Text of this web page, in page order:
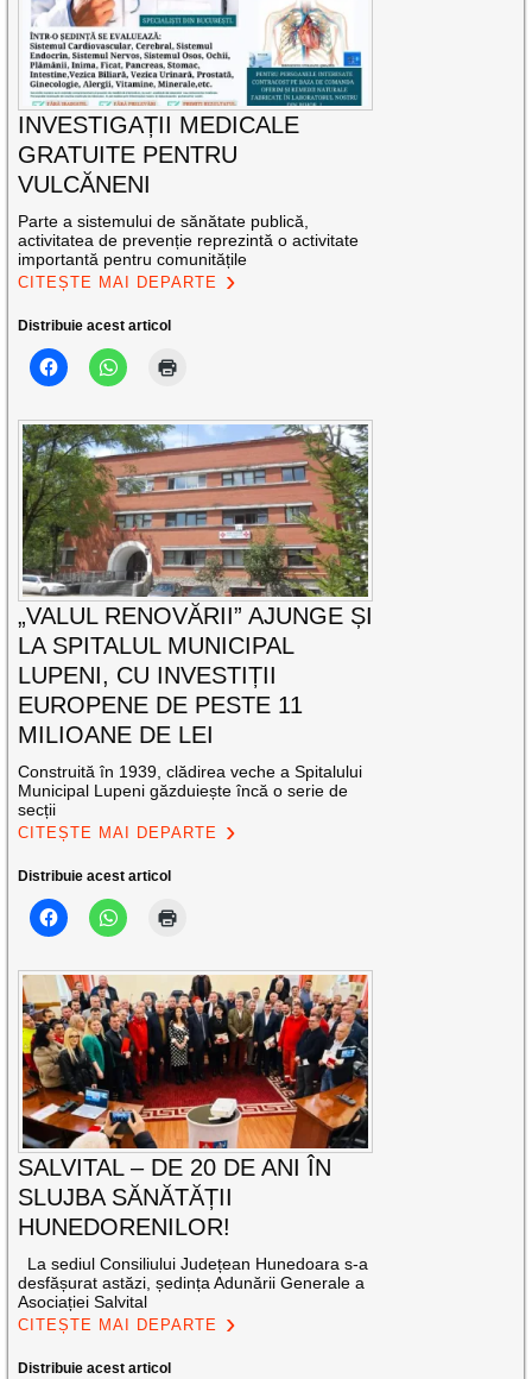
INVESTIGAȚII MEDICALE
GRATUITE PENTRU
VULCĂNENI
Parte a sistemului de sănătate publică,
activitatea de prevenție reprezintă o activitate
importantă pentru comunitățile
CITEȘTE MAI DEPARTE
Distribuie acest articol
„VALUL RENOVĂRII” AJUNGE ȘI
LA SPITALUL MUNICIPAL
LUPENI, CU INVESTIȚII
EUROPENE DE PESTE 11
MILIOANE DE LEI
Construită în 1939, clădirea veche a Spitalului
Municipal Lupeni găzduiește încă o serie de
secții
CITEȘTE MAI DEPARTE
Distribuie acest articol
SALVITAL – DE 20 DE ANI ÎN
SLUJBA SĂNĂTĂȚII
HUNEDORENILOR!
La sediul Consiliului Județean Hunedoara s-a
desfășurat astăzi, ședința Adunării Generale a
Asociației Salvital
CITEȘTE MAI DEPARTE
Distribuie acest articol